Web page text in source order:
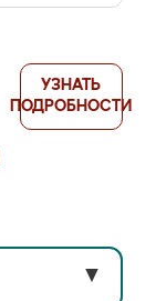
УЗНАТЬ
ПОДРОБНОСТИ
▼